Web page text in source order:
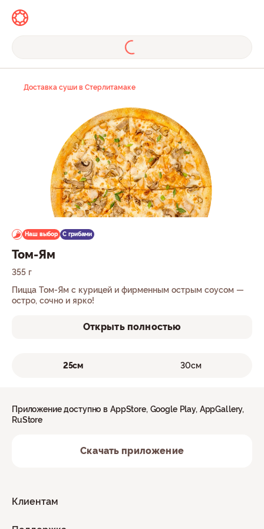
Доставка суши в Стерлитамаке
Наш выбор С грибами
Том-Ям
355 г
Пицца Том-Ям с курицей и фирменным острым соусом —
остро, сочно и ярко!
Открыть полностью
25см 30см
Клиентам
Приложение доступно в AppStore, Google Play, AppGallery,
RuStore
Скачать приложение